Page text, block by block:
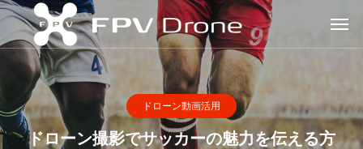
ドローン動画活用
ドローン撮影でサッカーの魅力を伝える方